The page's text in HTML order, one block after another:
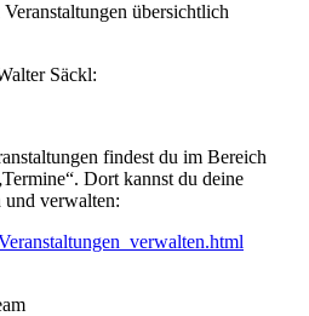
übersichtlich
Säckl:
findest du im Bereich
Dort kannst du deine
und verwalten: